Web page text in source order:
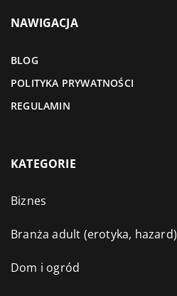
NAWIGACJA
BLOG
POLITYKA PRYWATNOŚCI
REGULAMIN
KATEGORIE
Biznes
Branża adult (erotyka, hazard)
Dom i ogród